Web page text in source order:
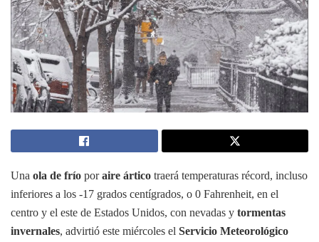
Una ola de frío poraire ártico traerá temperaturas récord, incluso
inferiores a los -17 grados centígrados, o 0 Fahrenheit, en el
centro y el este de Estados Unidos, con nevadas y tormentas
invernales, advirtió este miércoles el Servicio Meteorológico